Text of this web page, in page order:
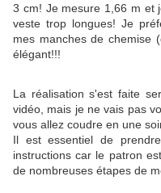
3 cm! Je mesure 1,66 m et
veste trop longues! Je
mes manches de chemise
élégant!!!
La réalisation s'est faite
vidéo, mais je ne vais pas
vous allez coudre en une
Il est essentiel de
instructions car le patron
de nombreuses étapes de